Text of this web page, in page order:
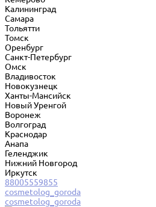
Калининград
Самара
Тольятти
Томск
Оренбург
Санкт-Петербург
Омск
Владивосток
Новокузнецк
Ханты-Мансийск
Новый Уренгой
Воронеж
Волгоград
Краснодар
Анапа
Геленджик
Нижний Новгород
Иркутск
88005559855
cosmetolog_goroda
cosmetolog_goroda